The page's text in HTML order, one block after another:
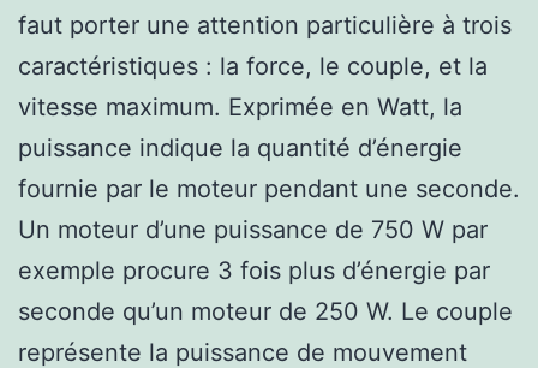
faut porter une attention particulière à trois
caractéristiques : la force, le couple, et la
vitesse maximum. Exprimée en Watt, la
puissance indique la quantité d’énergie
fournie par le moteur pendant une seconde.
Un moteur d’une puissance de 750 W par
exemple procure 3 fois plus d’énergie par
seconde qu’un moteur de 250 W. Le couple
représente la puissance de mouvement